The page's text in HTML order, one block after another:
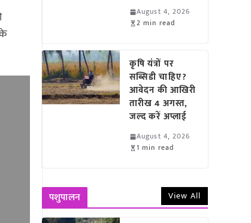
August 4, 2026
2 min read
कृषि यंत्रों पर
सब्सिडी चाहिए?
आवेदन की आखिरी
तारीख 4 अगस्त,
जल्द करें अप्लाई
August 4, 2026
1 min read
पशुपालन View All